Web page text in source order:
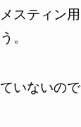
スティン
。
いないの